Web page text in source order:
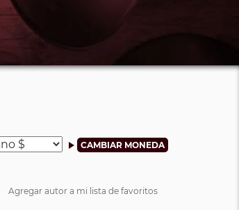
Agregar autor a mi lista de favoritos